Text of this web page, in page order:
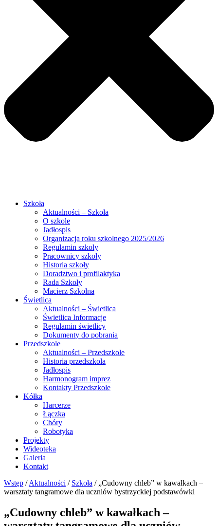
Szkoła
Aktualności – Szkoła
O szkole
Jadłospis
Organizacja roku szkolnego 2025/2026
Regulamin szkoly
Pracownicy szkoły
Historia szkoły
Doradztwo i profilaktyka
Rada Szkoły
Macierz Szkolna
Świetlica
Aktualności – Świetlica
Świetlica Informacje
Regulamin świetlicy
Dokumenty do pobrania
Przedszkole
Aktualności – Przedszkole
Historia przedszkola
Jadłospis
Harmonogram imprez
Kontakty Przedszkole
Kółka
Harcerze
Łączka
Chóry
Robotyka
Projekty
Wideoteka
Galeria
Kontakt
Wstęp / Aktualności / Szkoła / „Cudowny chleb” w kawałkach –
warsztaty tangramowe dla uczniów bystrzyckiej podstawówki
„Cudowny chleb” w kawałkach –